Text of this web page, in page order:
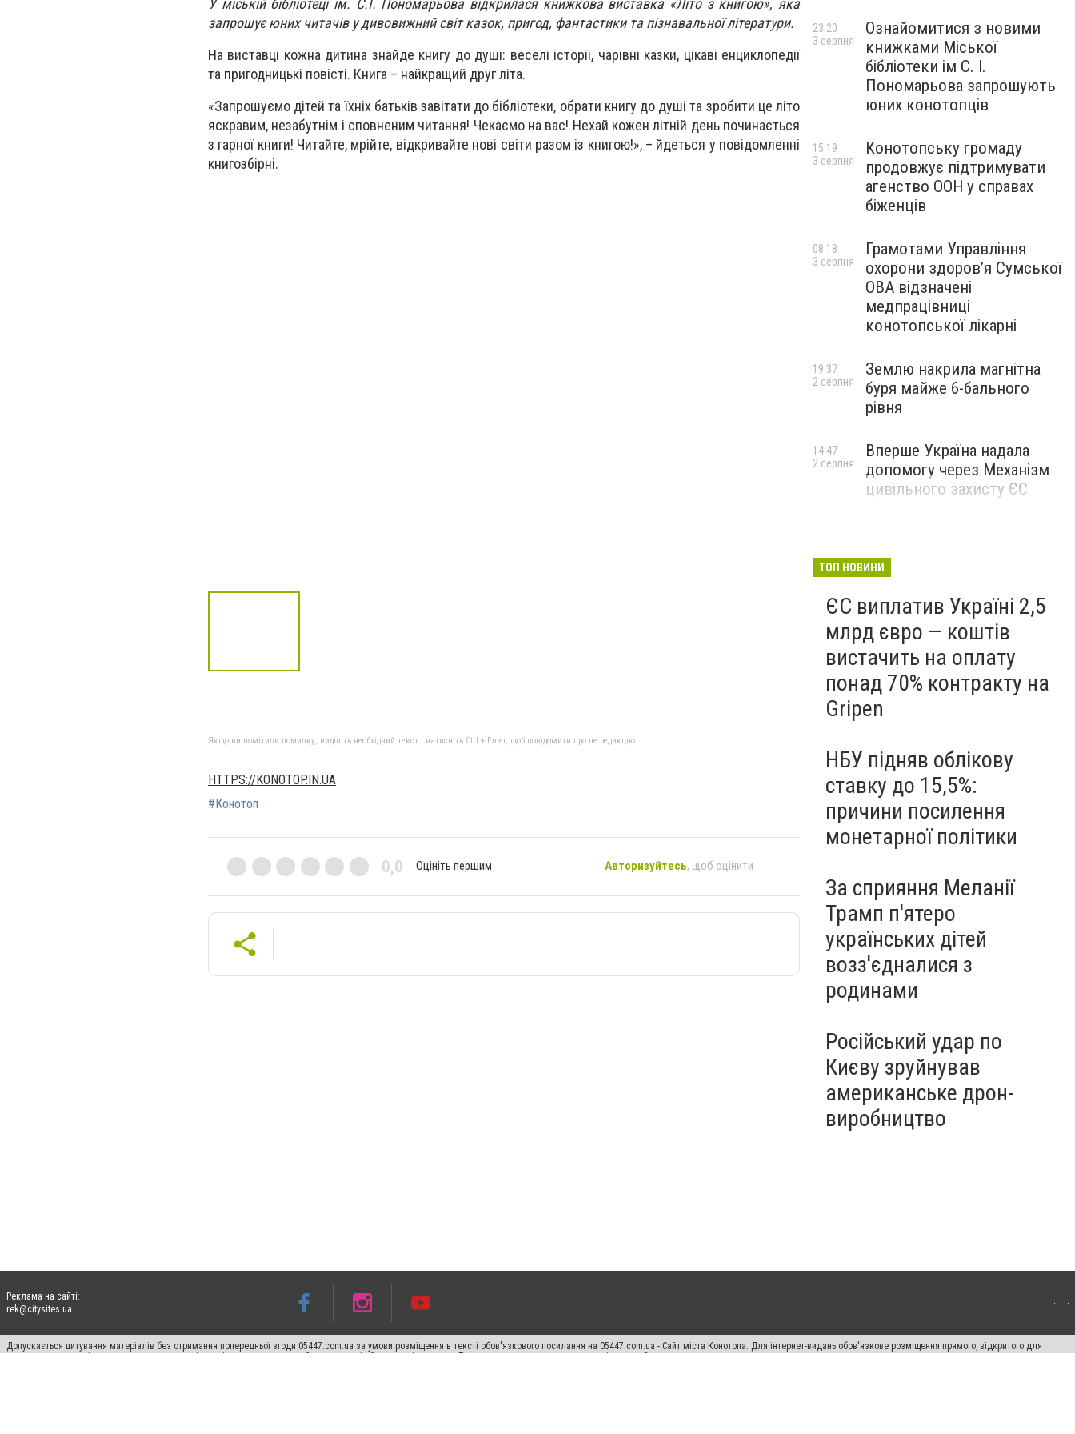
У міській бібліотеці ім. С.І. Пономарьова відкрилася книжкова виставка «Літо з книгою», яка
запрошує юних читачів у дивовижний світ казок, пригод, фантастики та пізнавальної літератури.
На виставці кожна дитина знайде книгу до душі: веселі історії, чарівні казки, цікаві енциклопедії
та пригодницькі повісті. Книга – найкращий друг літа.
«Запрошуємо дітей та їхніх батьків завітати до бібліотеки, обрати книгу до душі та зробити це літо
яскравим, незабутнім і сповненим читання! Чекаємо на вас! Нехай кожен літній день починається
з гарної книги! Читайте, мрійте, відкривайте нові світи разом із книгою!», – йдеться у повідомленні
книгозбірні.
Якщо ви помітили помилку, виділіть необхідний текст і натисніть Ctrl + Enter, щоб повідомити про це редакцію
HTTPS://KONOTOP.IN.UA
#Конотоп
0,0 Оцініть першим Авторизуйтесь, щоб оцінити
Ознайомитися з новими
книжками Міської
бібліотеки ім С. І.
Пономарьова запрошують
юних конотопців
23:20
3 серпня
Конотопську громаду
продовжує підтримувати
агенство ООН у справах
біженців
15:19
3 серпня
Грамотами Управління
охорони здоров’я Сумської
ОВА відзначені
медпрацівниці
конотопської лікарні
08:18
3 серпня
Землю накрила магнітна
буря майже 6-бального
рівня
19:37
2 серпня
Вперше Україна надала
допомогу через Механізм
цивільного захисту ЄС
14:47
2 серпня
ТОП НОВИНИ
ЄС виплатив Україні 2,5
млрд євро — коштів
вистачить на оплату
понад 70% контракту на
Gripen
НБУ підняв облікову
ставку до 15,5%:
причини посилення
монетарної політики
За сприяння Меланії
Трамп п'ятеро
українських дітей
возз'єдналися з
родинами
Російський удар по
Києву зруйнував
американське дрон-
виробництво
Реклама на сайті:
rek@citysites.ua
Допускається цитування матеріалів без отримання попередньої згоди 05447.com.ua за умови розміщення в тексті обов'язкового посилання на 05447.com.ua - Сайт міста Конотопа. Для інтернет-видань обов'язкове розміщення прямого, відкритого для
пошукових систем гіперпосилання на цитовані статті не нижче другого абзацу в тексті або в якості джерела. Порушення виняткових прав переслідується Законом.